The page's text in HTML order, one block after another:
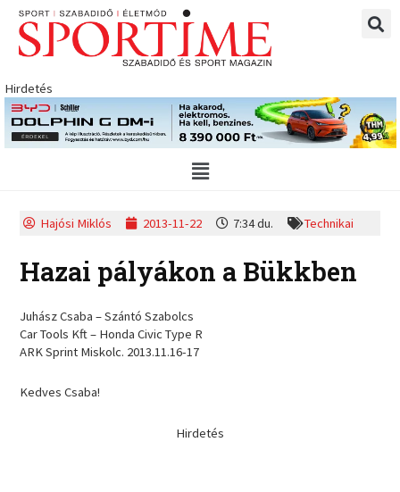
Skip
content
Hirdetés
Main
Menu
Hajósi Miklós 2013-11-22 7:34 du. Technikai
Hazai pályákon a Bükkben
Juhász Csaba – Szántó Szabolcs
Car Tools Kft – Honda Civic Type R
ARK Sprint Miskolc. 2013.11.16-17
Kedves Csaba!
Hirdetés